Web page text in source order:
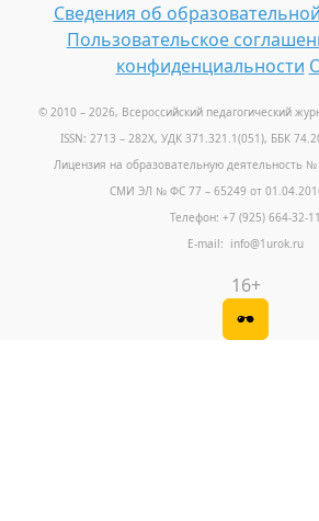
Сведения об
Пользовательское
конфиденциальности
© 2010 – 2026, Всероссийский педагогический
ISSN: 2713 – 282X, УДК 371.321.1(051), ББК
Лицензия на образовательную деятельность
СМИ ЭЛ № ФС 77 – 65249 от
Телефон: +7 (925) 664-32-11
E-mail: info@1urok.ru
16+